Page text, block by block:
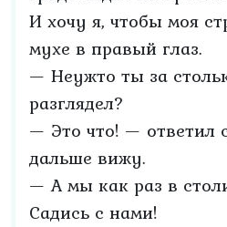
И хочу я, чтобы моя
мухе в правый глаз.
— Неужто ты за
разглядел?
— Это что! — ответил
дальше вижу.
— А мы как раз в
Садись с нами!